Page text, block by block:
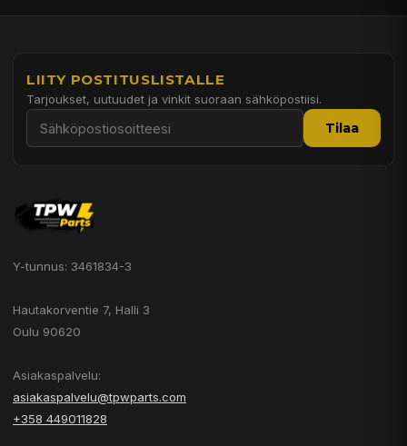
LIITY POSTITUSLISTALLE
Tarjoukset, uutuudet ja vinkit suoraan sähköpostiisi.
Tilaa
Y-tunnus: 3461834-3
Hautakorventie 7, Halli 3
Oulu 90620
Asiakaspalvelu:
asiakaspalvelu@tpwparts.com
+358 449011828